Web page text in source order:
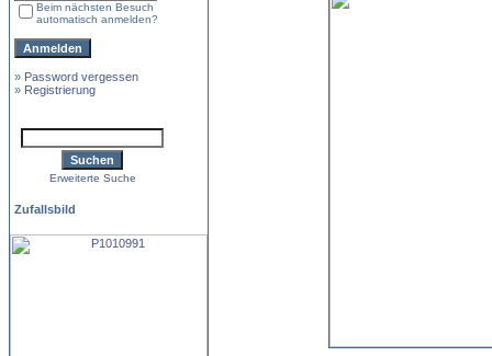
Beim nächsten Besuch
automatisch anmelden?
» Password vergessen
» Registrierung
Erweiterte Suche
Zufallsbild